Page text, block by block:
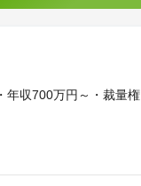
年収700万円～・裁量権